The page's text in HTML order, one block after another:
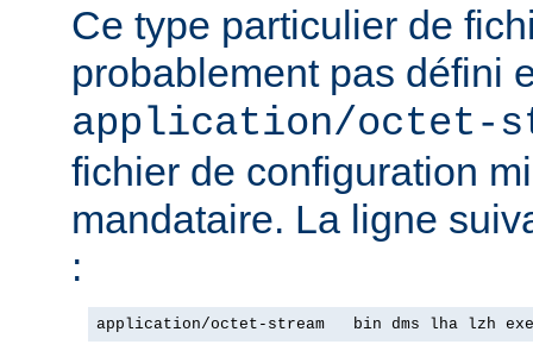
Ce type particulier de
probablement pas défini
application/octet-
fichier de configuration
mandataire. La ligne
:
application/octet-stream   bin dms lha lzh